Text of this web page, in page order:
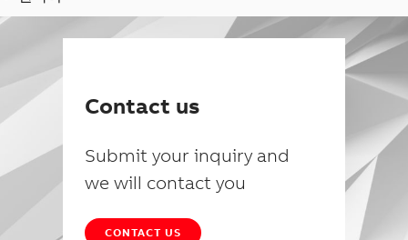
Contact us
Submit your inquiry and
we will contact you
CONTACT US